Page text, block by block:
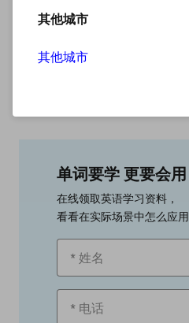
单词要学 更要会用
在线领取英语学习资料，
看看在实际场景中怎么应用
其他城市
其他城市